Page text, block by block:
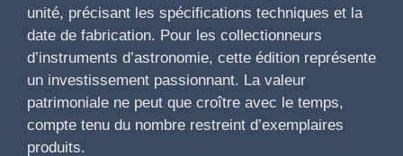
unité, précisant les spécifications techniques et la
date de fabrication. Pour les collectionneurs
d’instruments d’astronomie, cette édition représente
un investissement passionnant. La valeur
patrimoniale ne peut que croître avec le temps,
compte tenu du nombre restreint d’exemplaires
produits.